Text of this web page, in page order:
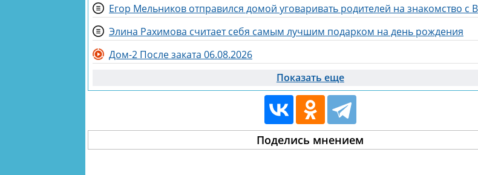
Элина Рахимова считает себя самым лучшим подарком на день рождения
Дом-2 После заката 06.08.2026
Показать еще
Поделись мнением